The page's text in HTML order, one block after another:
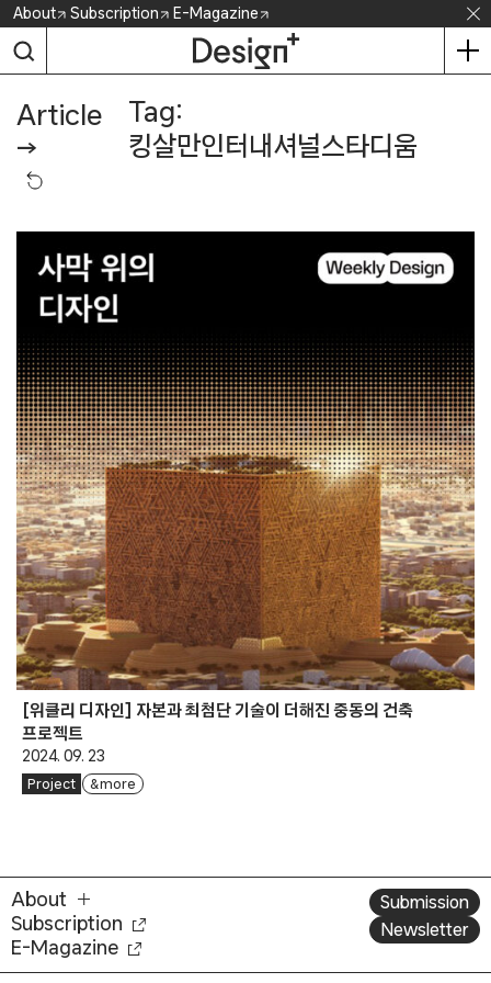
Skip
content
About Subscription E-Magazine
Article
→
Tag:
킹살만인터내셔널스타디움
[위클리 디자인] 자본과 최첨단 기술이 더해진 중동의 건축
프로젝트
2024. 09. 23
Project & more
About
Subscription
E-Magazine
Submission
Newsletter